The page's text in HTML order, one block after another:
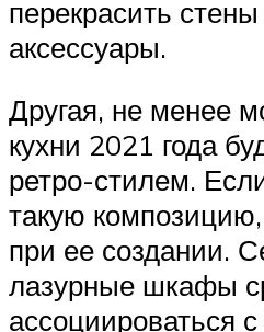
перекрасить
аксессуары.
Другая, не менее
кухни 2021 года
ретро-стилем.
такую
при ее создании.
лазурные шкафы
ассоциироваться